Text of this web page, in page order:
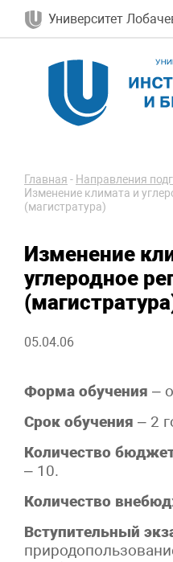
Университет
Главная - Направления
Изменение климата и
(магистратура)
Изменение
углеродное
05.04.06
Форма обучения –
Срок обучения – 2
Количество
– 10.
Количество
Вступительный